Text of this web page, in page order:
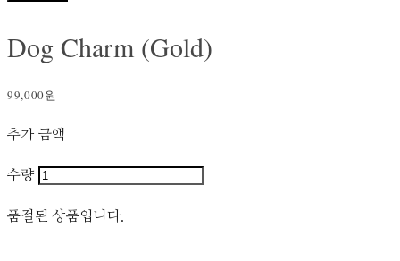
Dog Charm (Gold)
99,000원
추가 금액
수량
품절된 상품입니다.